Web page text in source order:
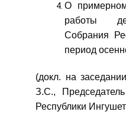
О
работы
Собрания
период
(докл. на
З.С.,
Республики